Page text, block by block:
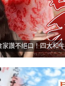
家讚不絕口！四大和